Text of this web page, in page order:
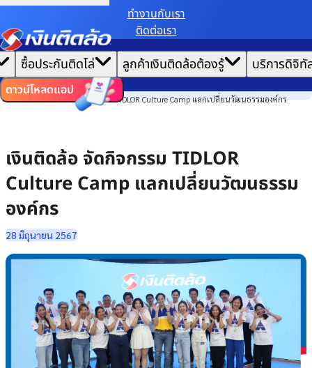
ทํางานกับเรา
ติดต่อเรา
|
ไทย EN
ซื้อประกันติดโล่ ลูกค้าเงินติดล้อต้องรู้ บริการดิจิทั
ดาวน์โหลดแอป
หน้าแรก
ข่าวสาร
องค์กร
เงินติดล้อ จัดกิจกรรม TIDLOR Culture Camp แลกเปลี่ยนวัฒนธรรมองค์กร
เงินติดล้อ จัดกิจกรรม TIDLOR
Culture Camp แลกเปลี่ยนวัฒนธรรม
องค์กร
28 มิถุนายน 2567
เราขอเก็บข้อมูลตาม นโยบายการใช้คุกกี้ เพื่อมอบประสบการณ์การใช้งานเว็บไซต์ที่ดีที่สุดให้
คุณ
ตั้งค่าคุกกี้ ยอมรับคุกกี้ทั้งหมด